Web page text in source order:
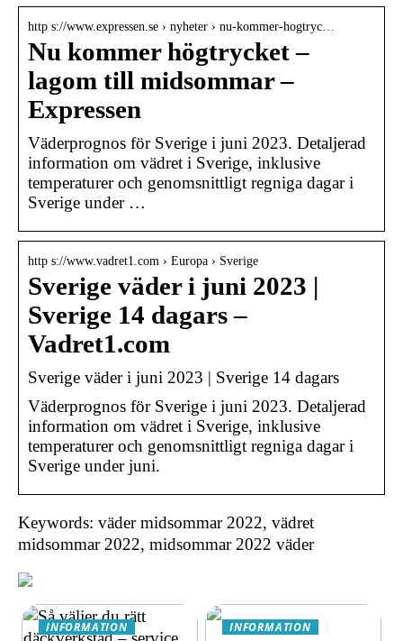
http s://www.expressen.se › nyheter › nu-kommer-hogtryc…
Nu kommer högtrycket –
lagom till midsommar –
Expressen
Väderprognos för Sverige i juni 2023. Detaljerad
information om vädret i Sverige, inklusive
temperaturer och genomsnittligt regniga dagar i
Sverige under …
http s://www.vadret1.com › Europa › Sverige
Sverige väder i juni 2023 |
Sverige 14 dagars –
Vadret1.com
Sverige väder i juni 2023 | Sverige 14 dagars
Väderprognos för Sverige i juni 2023. Detaljerad
information om vädret i Sverige, inklusive
temperaturer och genomsnittligt regniga dagar i
Sverige under juni.
Keywords: väder midsommar 2022, vädret
midsommar 2022, midsommar 2022 väder
INFORMATION INFORMATION